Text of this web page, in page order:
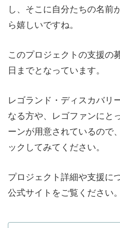
し、そこに自分たちの名前
ら嬉しいですね。
このプロジェクトの支援の
日までとなっています。
レゴランド・ディスカバリ
なる方や、レゴファンにと
ーンが用意されているので
ックしてみてください。
プロジェクト詳細や支援に
公式サイトをご覧ください。